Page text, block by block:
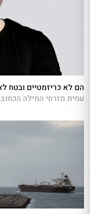
הם לא כריזמטיים ובטח
עמית מזרחי המילה